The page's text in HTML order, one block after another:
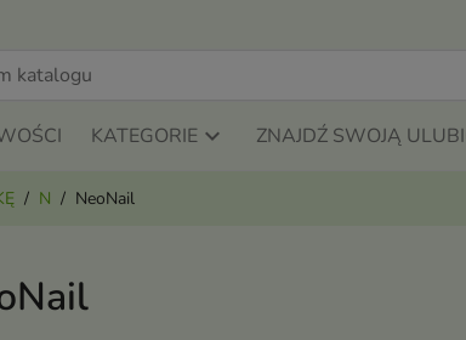
KATEGORIE ZNAJDŹ SWOJĄ
N NeoNail